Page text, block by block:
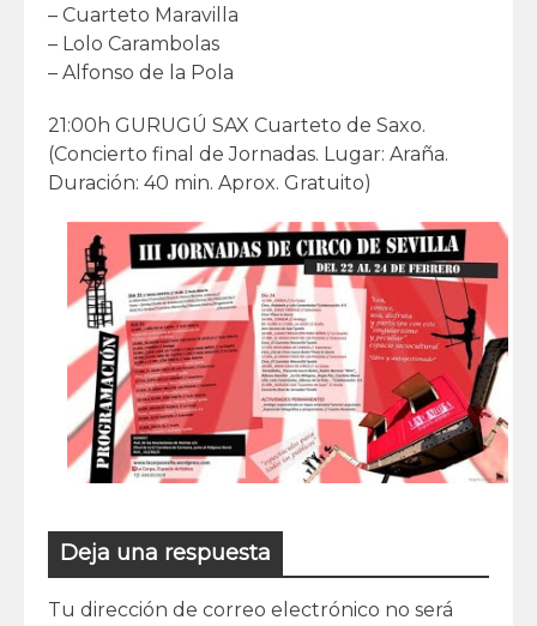
– Cuarteto Maravilla
– Lolo Carambolas
– Alfonso de la Pola
21:00h GURUGÚ SAX Cuarteto de Saxo.
(Concierto final de Jornadas. Lugar: Araña.
Duración: 40 min. Aprox. Gratuito)
Deja una respuesta
Tu dirección de correo electrónico no será